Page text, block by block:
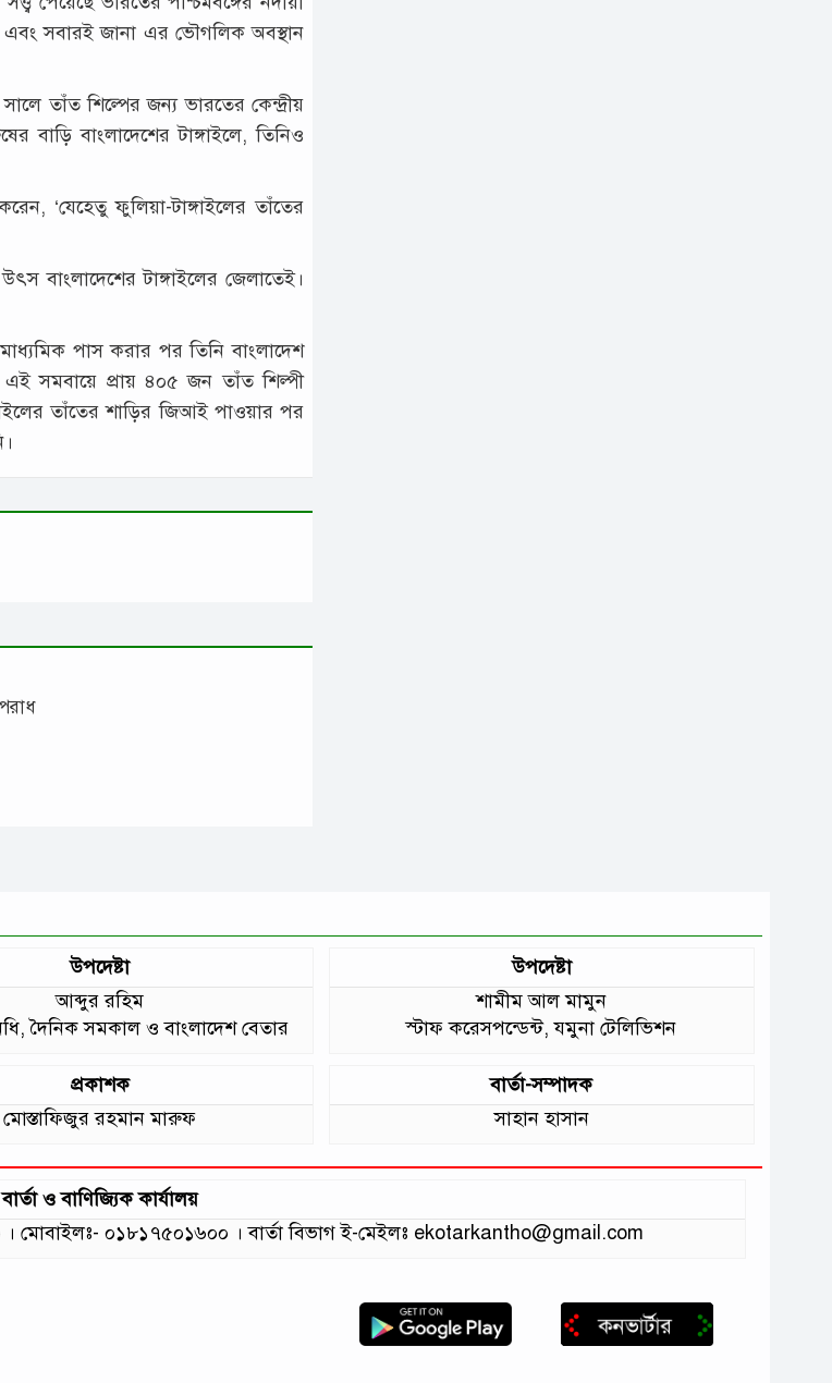
এবং সবারই জানা এর ভৌগলিক অবস্থান
তাঁত শিল্পের জন্য ভারতের কেন্দ্রীয়
বাড়ি বাংলাদেশের টাঙ্গাইলে, তিনিও
‘যেহেতু ফুলিয়া-টাঙ্গাইলের তাঁতের
বাংলাদেশের টাঙ্গাইলের জেলাতেই।
পাস করার পর তিনি বাংলাদেশ
সমবায়ে প্রায় ৪০৫ জন তাঁত শিল্পী
তাঁতের শাড়ির জিআই পাওয়ার পর
উপদেষ্টা
আব্দুর রহিম
দৈনিক সমকাল ও বাংলাদেশ বেতার
উপদেষ্টা
শামীম আল মামুন
স্টাফ করেসপন্ডেন্ট, যমুনা টেলিভিশন
প্রকাশক
মোস্তাফিজুর রহমান মারুফ
বার্তা-সম্পাদক
সাহান হাসান
বার্তা ও বাণিজ্যিক কার্যালয়
। মোবাইলঃ- ০১৮১৭৫০১৬০০ । বার্তা বিভাগ ই-মেইলঃ ekotarkantho@gmail.com